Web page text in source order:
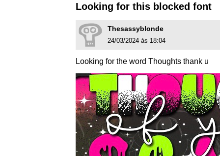
Looking for this blocked font
Thesassyblonde
24/03/2024 às 18:04
Looking for the word Thoughts thank u